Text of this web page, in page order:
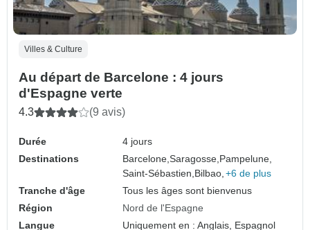
Villes & Culture
Au départ de Barcelone : 4 jours
d'Espagne verte
4.3 (9 avis)
Durée
4 jours
Destinations
Barcelone,Saragosse, Pampelune,
Saint-Sébastien, Bilbao, +6 de plus
Tranche d'âge
Tous les âges sont bienvenus
Région
Nord de l'Espagne
Langue
Uniquement en : Anglais, Espagnol